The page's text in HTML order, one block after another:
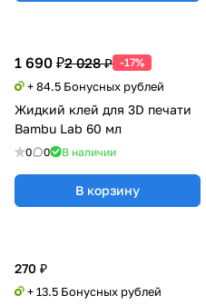
270 ₽
+ 13.5 Бонусных рублей
1 690 ₽2 028 ₽ -17%
+ 84.5 Бонусных рублей
Жидкий клей для 3D печати
Bambu Lab 60 мл
0 0 В наличии
В корзину